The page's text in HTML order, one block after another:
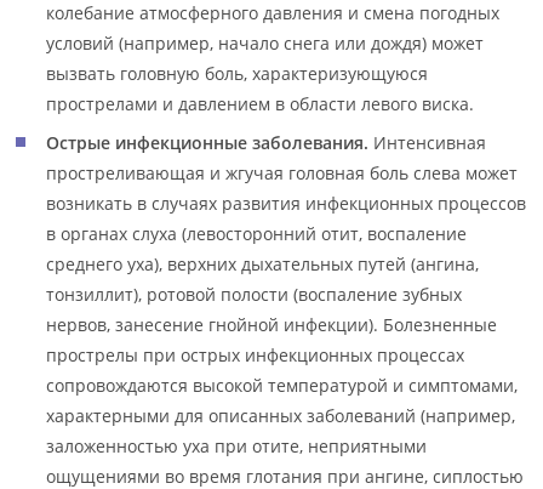
колебание атмосферного давления и смена погодных
условий (например, начало снега или дождя) может
вызвать головную боль, характеризующуюся
прострелами и давлением в области левого виска.
Острые инфекционные заболевания. Интенсивная
простреливающая и жгучая головная боль слева может
возникать в случаях развития инфекционных процессов
в органах слуха (левосторонний отит, воспаление
среднего уха), верхних дыхательных путей (ангина,
тонзиллит), ротовой полости (воспаление зубных
нервов, занесение гнойной инфекции). Болезненные
прострелы при острых инфекционных процессах
сопровождаются высокой температурой и симптомами,
характерными для описанных заболеваний (например,
заложенностью уха при отите, неприятными
ощущениями во время глотания при ангине, сиплостью